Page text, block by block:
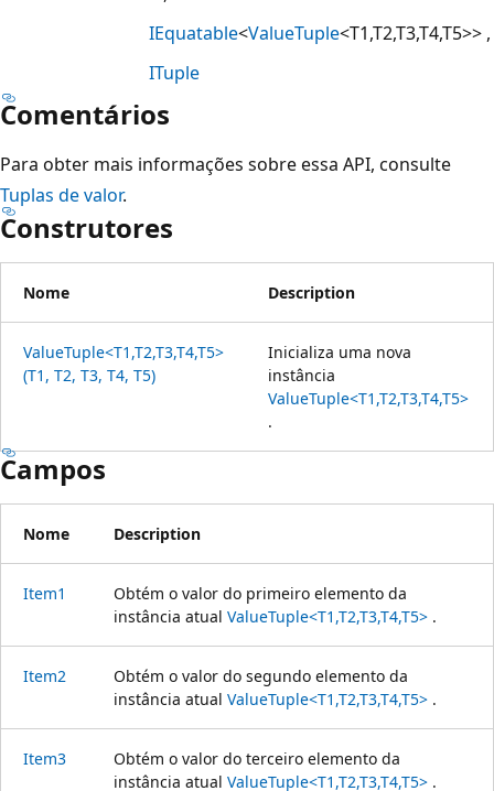
IEquatable<ValueTuple<T1,T2,T3,T4,T5>>
ITuple
Comentários
Para obter mais informações sobre essa API, consulte
Tuplas de valor.
Construtores
Nome Description
ValueTuple<T1,T2,T3,T4,T5>
(T1, T2, T3, T4, T5)
Inicializa uma nova
instância
ValueTuple<T1,T2,T3,T4,T5>
.
Campos
Nome Description
Item1
Obtém o valor do primeiro elemento da
instância atual ValueTuple<T1,T2,T3,T4,T5> .
Item2
Obtém o valor do segundo elemento da
instância atual ValueTuple<T1,T2,T3,T4,T5> .
Item3
Obtém o valor do terceiro elemento da
instância atual ValueTuple<T1,T2,T3,T4,T5> .